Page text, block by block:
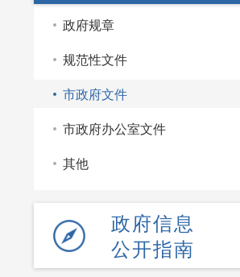
政府规章
规范性文件
市政府文件
市政府办公室文件
其他
政府信息
公开指南